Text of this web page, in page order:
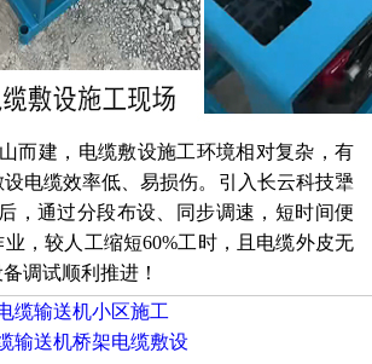
建，电缆敷设施工环境相对复杂，有
电缆效率低、易损伤。引入长云科技犟
，通过分段布设、同步调速，短时间便
，较人工缩短60%工时，且电缆外皮无
调试顺利推进！
缆输送机小区施工
输送机桥架电缆敷设